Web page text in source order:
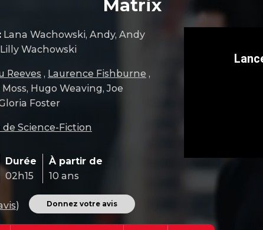
Matrix
Lana Wachowski, Andy, Andy
Wachowski
Reeves , Laurence Fishburne ,
Hugo Weaving, Joe
Foster
de Science-Fiction
Durée
02h15
À partir de
10 ans
) Donnez votre avis